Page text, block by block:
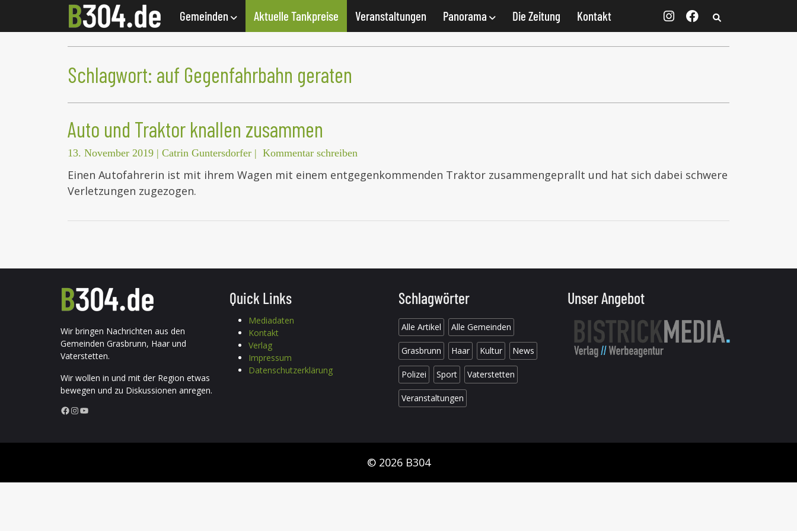
Gemeinden Aktuelle Tankpreise Veranstaltungen Panorama Die Zeitung Kontakt
Schlagwort: auf Gegenfahrbahn geraten
Auto und Traktor knallen zusammen
13. November 2019 | Catrin Guntersdorfer | Kommentar schreiben
Einen Autofahrerin ist mit ihrem Wagen mit einem entgegenkommenden Traktor zusammengeprallt und hat sich dabei schwere
Verletzungen zugezogen.
Wir bringen Nachrichten aus den
Gemeinden Grasbrunn, Haar und
Vaterstetten.
Wir wollen in und mit der Region etwas
bewegen und zu Diskussionen anregen.
Facebook InstagramYouTube
Quick Links
Mediadaten
Kontakt
Verlag
Impressum
Datenschutzerklärung
Schlagwörter
Alle Artikel Alle Gemeinden
Grasbrunn Haar Kultur News
Polizei Sport Vaterstetten
Veranstaltungen
Unser Angebot
© 2026 B304